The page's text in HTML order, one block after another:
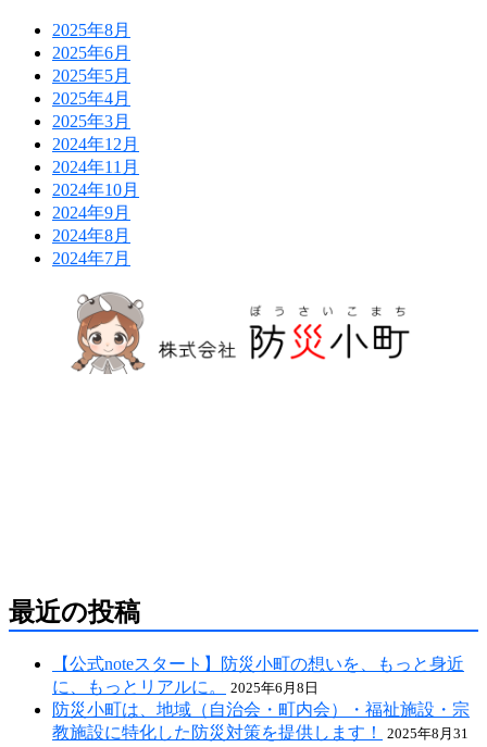
2025年8月
2025年6月
2025年5月
2025年4月
2025年3月
2024年12月
2024年11月
2024年10月
2024年9月
2024年8月
2024年7月
最近の投稿
【公式noteスタート】防災小町の想いを、もっと身近
に、もっとリアルに。
2025年6月8日
防災小町は、地域（自治会・町内会）・福祉施設・宗
教施設に特化した防災対策を提供します！
2025年8月31